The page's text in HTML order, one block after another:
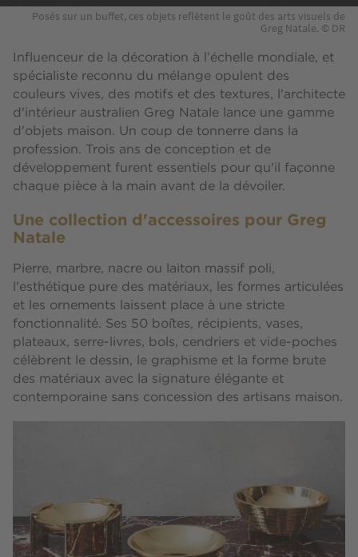
Posés sur un buffet, ces objets reflètent le goût des arts visuels de
Greg Natale. © DR
Influenceur de la décoration à l’échelle mondiale, et
spécialiste reconnu du mélange opulent des
couleurs vives, des motifs et des textures, l'architecte
d'intérieur australien Greg Natale lance une gamme
d'objets maison. Un coup de tonnerre dans la
profession. Trois ans de conception et de
développement furent essentiels pour qu'il façonne
chaque pièce à la main avant de la dévoiler.
Une collection d'accessoires pour Greg
Natale
Pierre, marbre, nacre ou laiton massif poli,
l'esthétique pure des matériaux, les formes articulées
et les ornements laissent place à une stricte
fonctionnalité. Ses 50 boîtes, récipients, vases,
plateaux, serre-livres, bols, cendriers et vide-poches
célèbrent le dessin, le graphisme et la forme brute
des matériaux avec la signature élégante et
contemporaine sans concession des artisans maison.